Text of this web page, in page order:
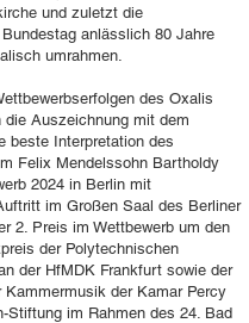
und zuletzt die
anlässlich 80 Jahre
umrahmen.
des Oxalis
die Auszeichnung mit dem
beste Interpretation des
Felix Mendelssohn Bartholdy
2024 in Berlin mit
im Großen Saal des Berliner
2. Preis im Wettbewerb um den
der Polytechnischen
der HfMDK Frankfurt sowie der
Kammermusik der Kamar Percy
Stiftung im Rahmen des 24. Bad